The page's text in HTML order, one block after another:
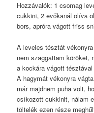
Hozzávalók: 1 csomag
cukkini, 2 evőkanál olíva
bors, apróra vágott friss
A leveles tésztát
nem szaggattam köröket,
a kockára vágott
A hagymát vékonyra
már majdnem puha volt,
csíkozott cukkinit, nálam
töltelék ezen része